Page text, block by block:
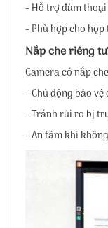
- Hỗ trợ đàm
- Phù hợp cho
Nắp che riêng
Camera có nắp
- Chủ động bảo
- Tránh rủi ro bị
- An tâm khi